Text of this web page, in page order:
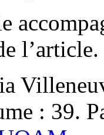
l’article.
: 39.